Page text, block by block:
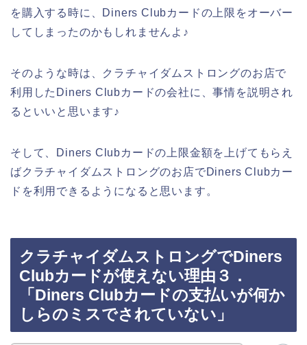
を購入する時に、Diners Clubカードの上限をオーバー
してしまったのかもしれませんよ♪
そのような時は、クラチャイダムストロングのお店で
利用したDiners Clubカードの会社に、事情を説明され
るといいと思います♪
そして、Diners Clubカードの上限金額を上げてもらえ
ばクラチャイダムストロングのお店でDiners Clubカー
ドを利用できるようになると思います。
クラチャイダムストロングでDiners
Clubカードが使えない理由３．
「Diners Clubカードの支払いが何か
しらのミスでされていない」